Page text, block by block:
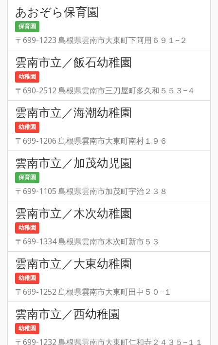
あおぞら保育園
保育園
〒699-1223 島根県雲南市大東町下阿用６９１−２
雲南市立／飯石幼稚園
幼稚園
〒690-2512 島根県雲南市三刀屋町多久和５５３−４
雲南市立／海潮幼稚園
幼稚園
〒699-1206 島根県雲南市大東町南村１９６
雲南市立／加茂幼児園
保育園
〒699-1105 島根県雲南市加茂町宇治２３８
雲南市立／木次幼稚園
幼稚園
〒699-1334 島根県雲南市木次町新市５３
雲南市立／大東幼稚園
幼稚園
〒699-1252 島根県雲南市大東町田中５０−１
雲南市立／西幼稚園
幼稚園
〒699-1232 島根県雲南市大東町仁和寺２４３５−１１